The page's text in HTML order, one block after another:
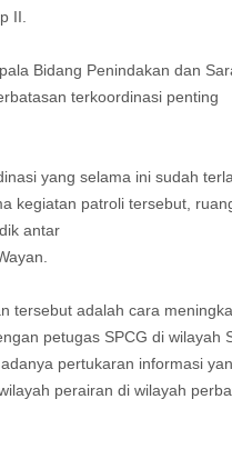
II.
Bidang Penindakan dan
terkoordinasi penting
yang selama ini sudah
kegiatan patroli tersebut,
antar
tersebut adalah cara
petugas SPCG di wilayah
pertukaran informasi
perairan di wilayah